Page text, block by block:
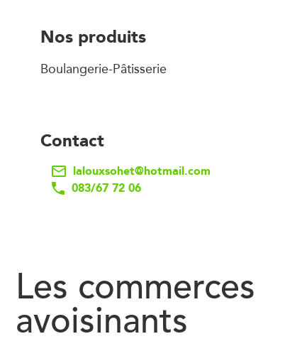
Nos produits
Boulangerie-Pâtisserie
Contact
lalouxsohet@hotmail.com
083/67 72 06
Les commerces
avoisinants